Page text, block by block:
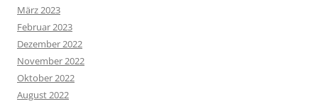
März 2023
Februar 2023
Dezember 2022
November 2022
Oktober 2022
August 2022